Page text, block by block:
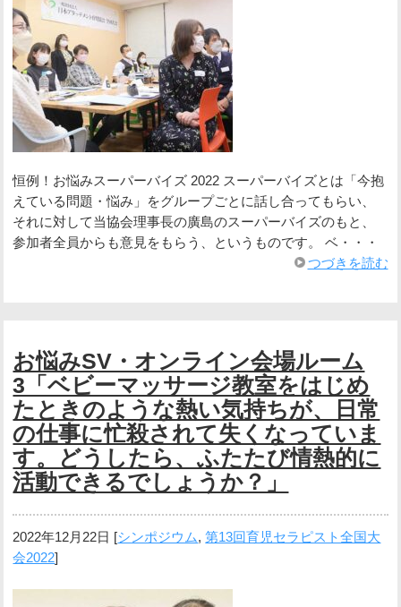
恒例！お悩みスーパーバイズ 2022 スーパーバイズとは「今抱
えている問題・悩み」をグループごとに話し合ってもらい、
それに対して当協会理事長の廣島のスーパーバイズのもと、
参加者全員からも意見をもらう、というものです。 ベ・・・
つづきを読む
お悩みSV・オンライン会場ルーム
3「ベビーマッサージ教室をはじめ
たときのような熱い気持ちが、日常
の仕事に忙殺されて失くなっていま
す。どうしたら、ふたたび情熱的に
活動できるでしょうか？」
2022年12月22日 [シンポジウム,第13回育児セラピスト全国大
会2022]